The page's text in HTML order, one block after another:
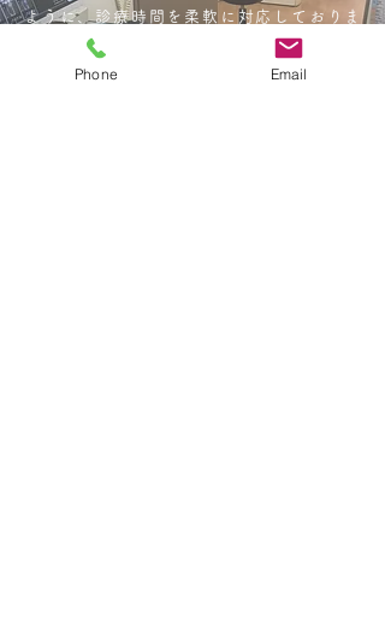
ように、診療時間を柔軟に対応しておりま
​当医院まで足を運ぶことが困難な患者様には
Phone Email